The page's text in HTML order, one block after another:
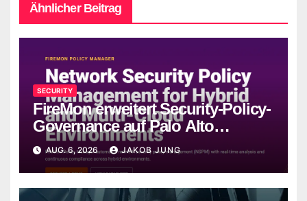
Ähnlicher Beitrag
SECURITY
FireMon erweitert Security-Policy-
Governance auf Palo Alto
Networks Strata Cloud Manager
AUG. 6, 2026 JAKOB JUNG